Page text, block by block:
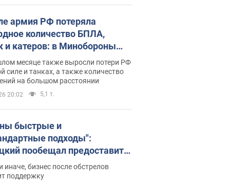
армия РФ потеряла
количество БПЛА,
и катеров: в Минобороны
статистику
месяце также выросли потери РФ
силе и танках, а также количество
на большом расстоянии
20:02 5,1 т.
быстрые и
подходы":
пообещал предоставить
приоритетный доступ к
складским
иначе, бизнес после обстрелов
поддержку